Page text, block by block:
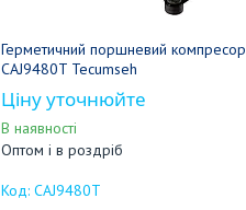
Герметичний поршневий компресор
CAJ9480T Tecumseh
Ціну уточнюйте
В наявності
Оптом і в роздріб
CAJ9480T